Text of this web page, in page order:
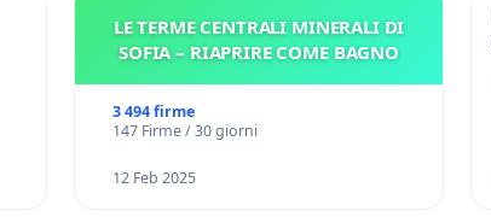
LE TERME CENTRALI MINERALI DI
SOFIA – RIAPRIRE COME BAGNO
3 494 firme
147 Firme / 30 giorni
12 Feb 2025